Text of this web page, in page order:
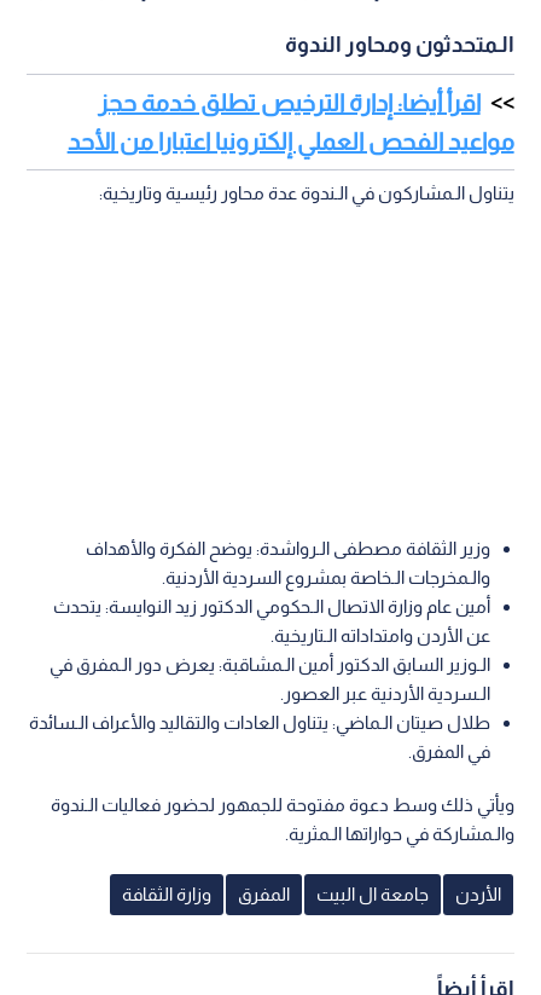
الـمتحدثون ومحاور الندوة
اقرأ أيضا: إدارة الترخيص تطلق خدمة حجز
مواعيد الفحص العملي إلكترونيا اعتبارا من الأحد
يتناول الـمشاركون في الـندوة عدة محاور رئيسية وتاريخية:
وزير الثقافة مصطفى الـرواشدة: يوضح الفكرة والأهداف
والـمخرجات الـخاصة بمشروع السردية الأردنية.
أمين عام وزارة الاتصال الـحكومي الدكتور زيد النوايسة: يتحدث
عن الأردن وامتداداته الـتاريخية.
الـوزير السابق الدكتور أمين الـمشاقبة: يعرض دور الـمفرق في
الـسردية الأردنية عبر العصور.
طلال صيتان الـماضي: يتناول العادات والتقاليد والأعراف الـسائدة
في المفرق.
ويأتي ذلك وسط دعوة مفتوحة للجمهور لحضور فعاليات الـندوة
والـمشاركة في حواراتها الـمثرية.
الأردن جامعة ال البيت المفرق وزارة الثقافة
اقرأ أيضاً